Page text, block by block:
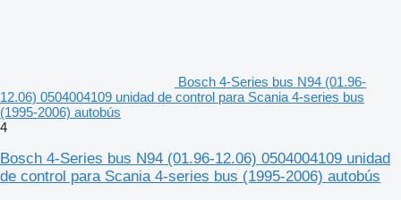
Bosch 4-Series bus N94 (01.96-
12.06) 0504004109 unidad de control para Scania 4-series bus
(1995-2006) autobús
4
Bosch 4-Series bus N94 (01.96-12.06) 0504004109 unidad
de control para Scania 4-series bus (1995-2006) autobús